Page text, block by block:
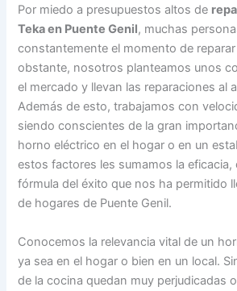
Por miedo a presupuestos altos de
Teka en Puente Genil, muchas
constantemente el momento de
obstante, nosotros planteamos unos
el mercado y llevan las reparaciones al
Además de esto, trabajamos con
siendo conscientes de la gran
horno eléctrico en el hogar o en un
estos factores les sumamos la eficacia,
fórmula del éxito que nos ha permitido
de hogares de Puente Genil.
Conocemos la relevancia vital de un
ya sea en el hogar o bien en un local.
de la cocina quedan muy perjudicadas